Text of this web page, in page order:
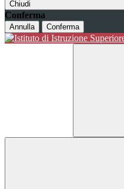
Chiudi
Conferma
Annulla Conferma